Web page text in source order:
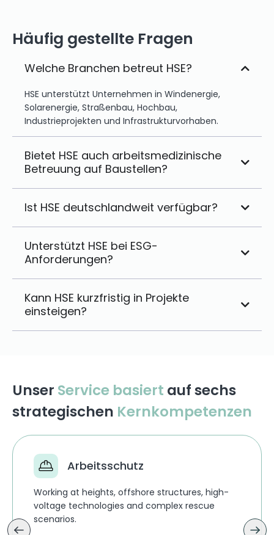
Häufig gestellte Fragen
Welche Branchen betreut HSE?
HSE unterstützt Unternehmen in Windenergie,
Solarenergie, Straßenbau, Hochbau,
Industrieprojekten und Infrastrukturvorhaben.
Bietet HSE auch arbeitsmedizinische
Betreuung auf Baustellen?
Ist HSE deutschlandweit verfügbar?
Unterstützt HSE bei ESG-
Anforderungen?
Kann HSE kurzfristig in Projekte
einsteigen?
Unser Service basiert auf sechs
strategischen Kernkompetenzen
Arbeitsschutz
Working at heights, offshore structures, high-
voltage technologies and complex rescue
scenarios.